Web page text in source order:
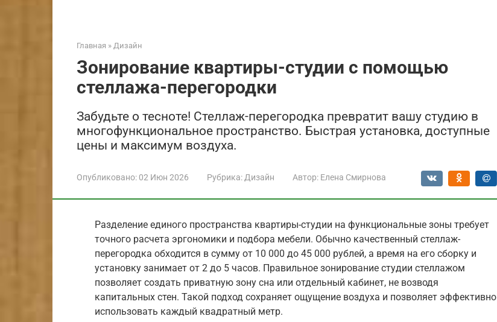
Главная » Дизайн
Зонирование квартиры-студии с помощью
стеллажа-перегородки
Забудьте о тесноте! Стеллаж-перегородка превратит вашу студию в
многофункциональное пространство. Быстрая установка, доступные
цены и максимум воздуха.
Опубликовано: 02 Июн 2026 Рубрика: Дизайн Автор: Елена Смирнова
Разделение единого пространства квартиры-студии на функциональные зоны требует
точного расчета эргономики и подбора мебели. Обычно качественный стеллаж-
перегородка обходится в сумму от 10 000 до 45 000 рублей, а время на его сборку и
установку занимает от 2 до 5 часов. Правильное зонирование студии стеллажом
позволяет создать приватную зону сна или отдельный кабинет, не возводя
капитальных стен. Такой подход сохраняет ощущение воздуха и позволяет эффективно
использовать каждый квадратный метр.